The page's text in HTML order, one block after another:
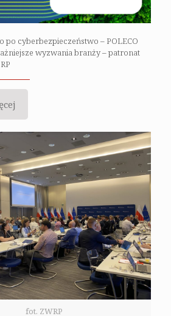
po cyberbezpieczeństwo – POLECO
wyzwania branży – patronat
fot. ZWRP